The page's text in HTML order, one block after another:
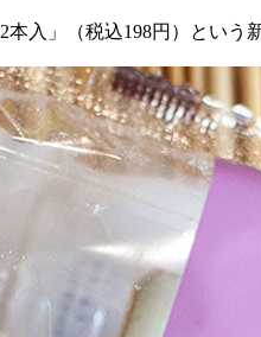
2本入」（税込198円）という